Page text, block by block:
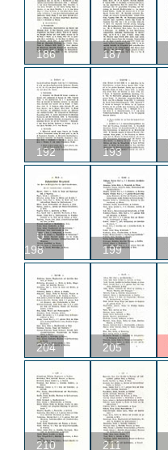
186 187
192 193
U
198
199
204 205
210 211